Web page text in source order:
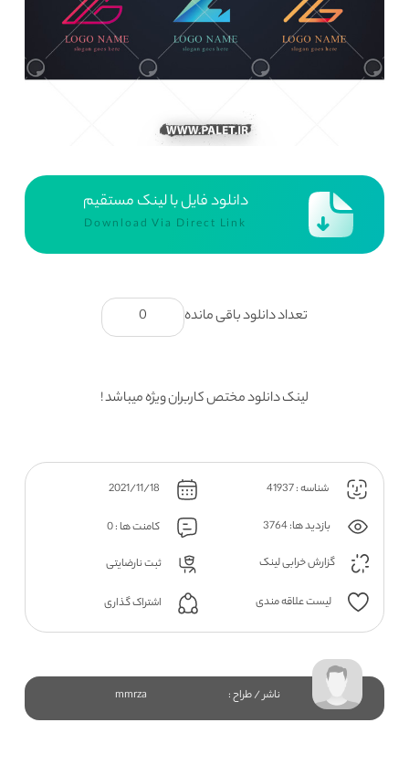
دانلود فایل با لینک مستقیم
Download Via Direct Link
تعداد دانلود باقی مانده 0
لینک دانلود مختص کاربران ویژه میباشد !
شناسه : 41937
بازدید ها: 3764
کامنت ها : 0
گزارش خرابی لینک
ثبت نارضایتی
لیست علاقه مندی اشتراک گذاری
ناشر / طراح : mmrza